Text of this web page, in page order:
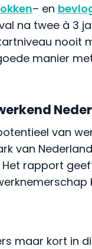
– en
na twee à 3
nooit
manier
van
van
rapport
maar kort in